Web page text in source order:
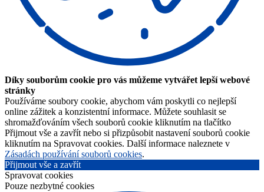
Díky souborům cookie pro vás můžeme vytvářet lepší webové
stránky
Používáme soubory cookie, abychom vám poskytli co nejlepší
online zážitek a konzistentní informace. Můžete souhlasit se
shromažďováním všech souborů cookie kliknutím na tlačítko
Přijmout vše a zavřít nebo si přizpůsobit nastavení souborů cookie
kliknutím na Spravovat cookies. Další informace naleznete v
Zásadách používání souborů cookies.
Přijmout vše a zavřít
Spravovat cookies
Pouze nezbytné cookies